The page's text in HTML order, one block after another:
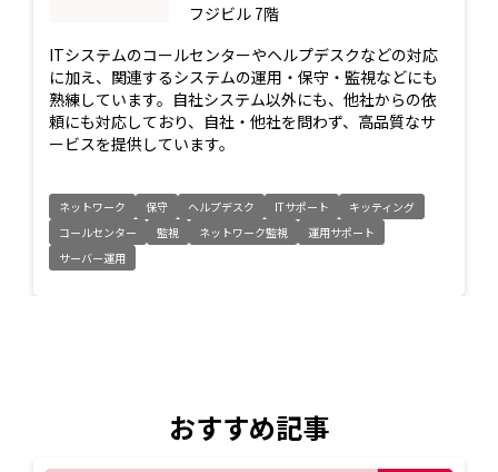
フジビル 7階
ITシステムのコールセンターやヘルプデスクなどの対応
に加え、関連するシステムの運用・保守・監視などにも
熟練しています。自社システム以外にも、他社からの依
頼にも対応しており、自社・他社を問わず、高品質なサ
ービスを提供しています。
ネットワーク 保守 ヘルプデスク ITサポート
キッティング
コールセンター
監視 ネットワーク監視
運用サポート
サーバー運用
おすすめ記事